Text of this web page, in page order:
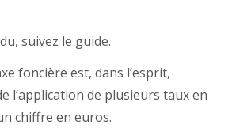
suivez le guide.
foncière est, dans l’esprit,
l’application de plusieurs taux en
chiffre en euros.